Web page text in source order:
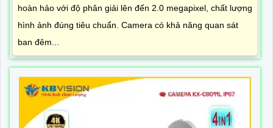
hoàn hảo với độ phân giải lên đến 2.0 megapixel, chất lượng
hình ảnh đúng tiêu chuẩn. Camera có khả năng quan sát
ban đêm...